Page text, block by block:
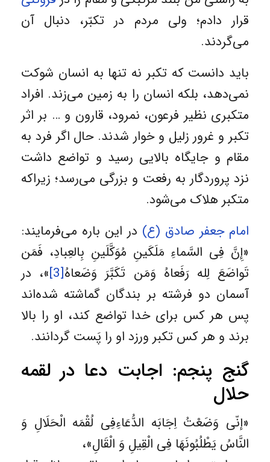
قرار دادم؛ ولی مردم در تکبّر، دنبال آن
می‌گردند.
باید دانست که تکبر نه تنها به انسان شوکت
نمی‌دهد، بلکه انسان را به زمین می‌زند. افراد
متکبری نظیر فرعون، نمرود، قارون و … بر اثر
تکبر و غرور زلیل و خوار شدند. حال اگر فرد به
مقام و جایگاه بالایی ‌رسید و تواضع داشت
نزد پروردگار به رفعت و بزرگی می‌رسد؛ زیراکه
متکبر هلاک می‌شود.
امام جعفر صادق (ع) در این باره می‌فرمایند:
«إِنَّ فِى السَّماءِ مَلَکَینِ مُوَکَّلَینِ بِالعِبادِ، فَمَن
تَواضَعَ لِله رَفَعاهُ وَمَن تَکَبَّرَ وَضَعاهُ[3]
»، در
آسمان دو فرشته بر بندگان گماشته شده‌اند
پس هر کس براى خدا تواضع کند، او را بالا
برند و هر کس تکبر ورزد او را پَست گردانند.
گنج پنجم:‌ اجابت دعا در لقمه
حلال
«إنّی وَضَعْتُ اِجَابَه الدُّعَاءِ‌فِی لُقْمَه الْحَلَالِ وَ
النَّاسُ یَطْلُبُونَهَا فِی الْقِیلِ وَ الْقَالِ»،